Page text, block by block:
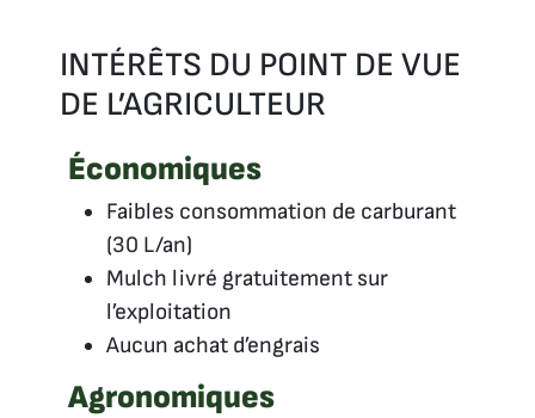
INTÉRÊTS DU POINT DE VUE
DE L’AGRICULTEUR
Économiques
Faibles consommation de carburant
(30 L/an)
Mulch livré gratuitement sur
l’exploitation
Aucun achat d’engrais
Agronomiques